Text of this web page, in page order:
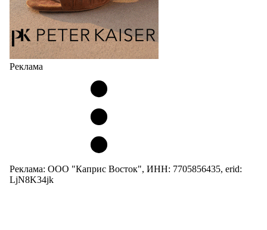
Реклама
Реклама: ООО "Каприс Восток", ИНН: 7705856435, erid:
LjN8K34jk